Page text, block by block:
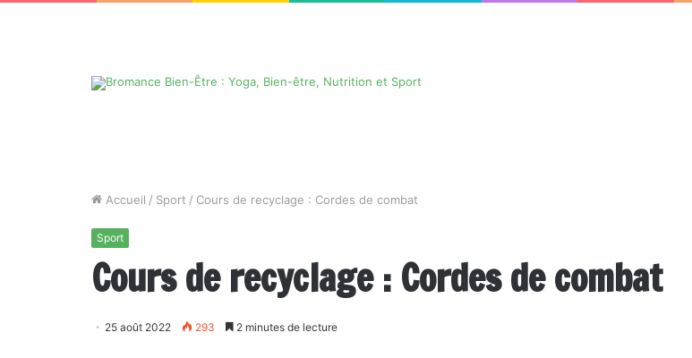
Accueil / Sport / Cours de recyclage : Cordes de combat
Sport
Cours de recyclage : Cordes de combat
25 août 2022 293 2 minutes de lecture